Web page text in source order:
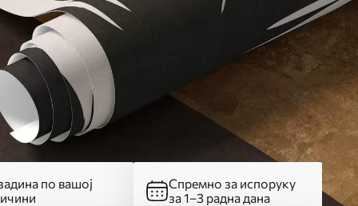
по вашој
Спремно за испоруку
за 1–3 радна дана